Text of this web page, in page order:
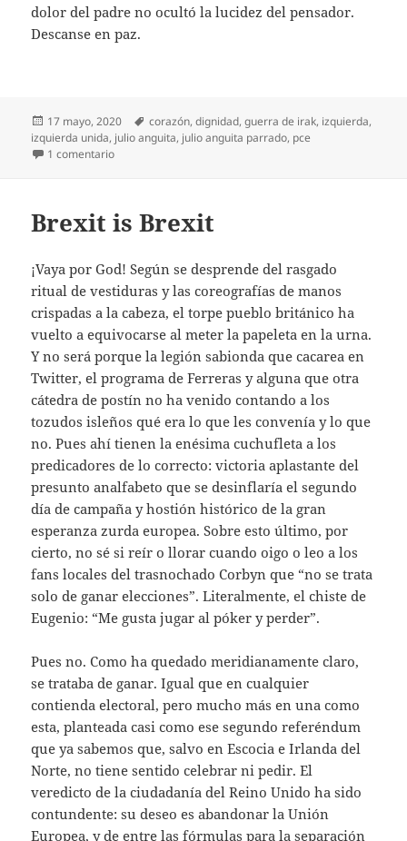
dolor del padre no ocultó la lucidez del pensador.
Descanse en paz.
Publicado
el
17 mayo, 2020 Etiquetas
corazón,dignidad,guerra de irak, izquierda,
izquierda unida, julio anguita, julio anguita parrado, pce
1 comentarioen Diario del covid-19 (49)
Brexit is Brexit
¡Vaya por God! Según se desprende del rasgado
ritual de vestiduras y las coreografías de manos
crispadas a la cabeza, el torpe pueblo británico ha
vuelto a equivocarse al meter la papeleta en la urna.
Y no será porque la legión sabionda que cacarea en
Twitter, el programa de Ferreras y alguna que otra
cátedra de postín no ha venido contando a los
tozudos isleños qué era lo que les convenía y lo que
no. Pues ahí tienen la enésima cuchufleta a los
predicadores de lo correcto: victoria aplastante del
presunto analfabeto que se desinflaría el segundo
día de campaña y hostión histórico de la gran
esperanza zurda europea. Sobre esto último, por
cierto, no sé si reír o llorar cuando oigo o leo a los
fans locales del trasnochado Corbyn que “no se trata
solo de ganar elecciones”. Literalmente, el chiste de
Eugenio: “Me gusta jugar al póker y perder”.
Pues no. Como ha quedado meridianamente claro,
se trataba de ganar. Igual que en cualquier
contienda electoral, pero mucho más en una como
esta, planteada casi como ese segundo referéndum
que ya sabemos que, salvo en Escocia e Irlanda del
Norte, no tiene sentido celebrar ni pedir. El
veredicto de la ciudadanía del Reino Unido ha sido
contundente: su deseo es abandonar la Unión
Europea, y de entre las fórmulas para la separación